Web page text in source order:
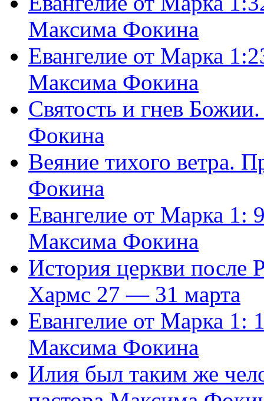
Максима Фокина
Евангелие от Марка
Максима Фокина
Святость и гнев
Фокина
Веяние тихого ветра.
Фокина
Евангелие от Марка 1:
Максима Фокина
История церкви
Хармс 27 — 31 марта
Евангелие от Марка 1:
Максима Фокина
Илия был таким же